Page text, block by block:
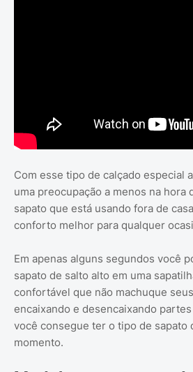
Com esse tipo de calçado especial
uma preocupação a menos na hora
sapato que está usando fora de
conforto melhor para qualquer
Em apenas alguns segundos você
sapato de salto alto em uma
confortável que não machuque
encaixando e desencaixando
você consegue ter o tipo de sapato
momento.